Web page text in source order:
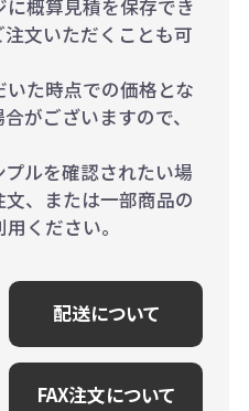
概算見積を保存でき
文いただくことも可
た時点での価格とな
がございますので、
ルを確認されたい場
、または一部商品の
ください。
配送について
FAX注文について